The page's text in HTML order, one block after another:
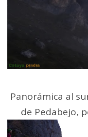
Panorámica al
de Pedabejo,